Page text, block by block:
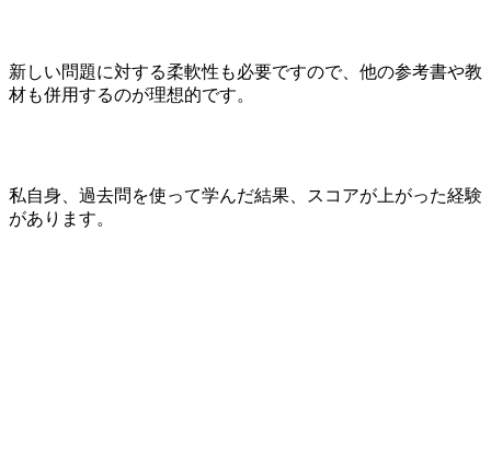
新しい問題に対する柔軟性も必要ですので、他の参考書や教
材も併用するのが理想的です。
私自身、過去問を使って学んだ結果、スコアが上がった経験
があります。